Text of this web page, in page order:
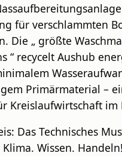
für verschlammten
Die „ größte
“ recycelt Aushub
Primärmaterial –
Kreislaufwirtschaft im
Das Technisches
Klima. Wissen.